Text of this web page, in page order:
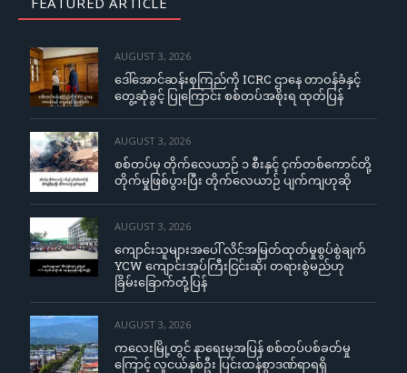
AUGUST 3, 2026
ဒေါ်အောင်ဆန်းစုကြည်ကို ICRC ဌာနေ တာဝန်ခံနှင့်
တွေ့ဆုံခွင့် ပြုကြောင်း စစ်တပ်အစိုးရ ထုတ်ပြန်
AUGUST 3, 2026
စစ်တပ်မှ တိုက်လေယာဉ် ၁ စီးနှင့် ငှက်တစ်ကောင်တို့
တိုက်မှုဖြစ်ပွားပြီး တိုက်လေယာဉ် ပျက်ကျဟုဆို
AUGUST 3, 2026
ကျောင်းသူများအပေါ် လိင်အမြတ်ထုတ်မှုစွပ်စွဲချက်
YCW ကျောင်းအုပ်ကြီးငြင်းဆို၊ တရားစွဲမည်ဟု
ခြိမ်းခြောက်တုံ့ပြန်
AUGUST 3, 2026
ကလေးမြို့တွင် နာရေးမှအပြန် စစ်တပ်ပစ်ခတ်မှု
ကြောင့် လူငယ်နှစ်ဦး ပြင်းထန်စွာဒဏ်ရာရရှိ